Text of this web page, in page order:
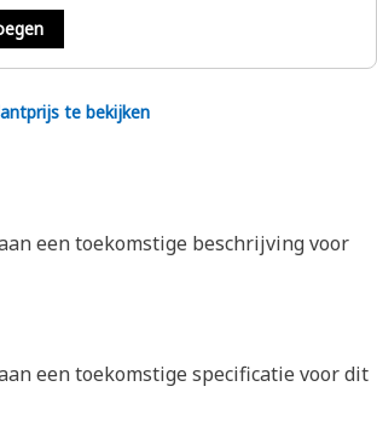
te bekijken
een toekomstige beschrijving voor
een toekomstige specificatie voor dit